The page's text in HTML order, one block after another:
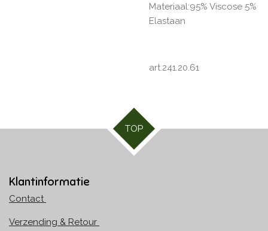
Materiaal:95% Viscose 5%
Elastaan
art.241.20.61
TOP
Klantinformatie
Contact
Verzending & Retour